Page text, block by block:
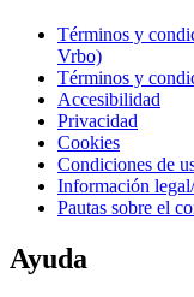
Términos y
Vrbo)
Términos y
Accesibilidad
Privacidad
Cookies
Condiciones de
Información
Pautas sobre el
Ayuda